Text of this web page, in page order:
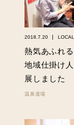
2018.7.20 LOCAL
熱気あふれ
地域仕掛け
展しました
温泉道場